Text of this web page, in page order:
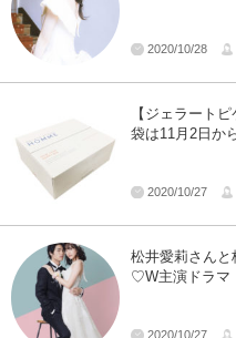
2020/10/28
【ジェラート
袋は11月2日か
2020/10/27
松井愛莉さん
♡W主演ドラマ
2020/10/27